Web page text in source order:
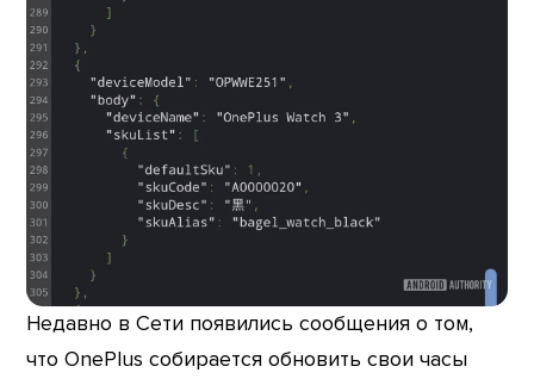
Недавно в Сети появились сообщения о том,
что OnePlus собирается обновить свои часы